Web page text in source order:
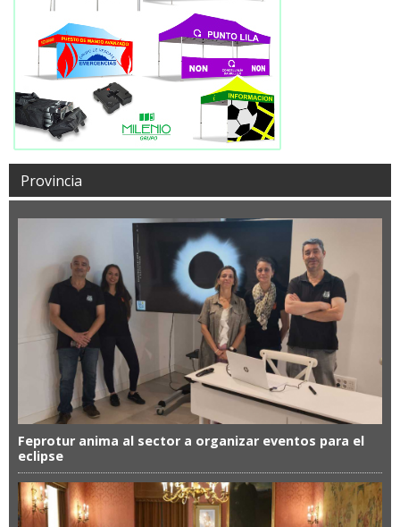
Provincia
Feprotur anima al sector a organizar eventos para el
eclipse